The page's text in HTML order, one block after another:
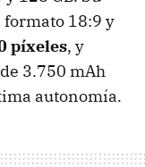
18:9 y
píxeles, y
3.750 mAh
autonomía.